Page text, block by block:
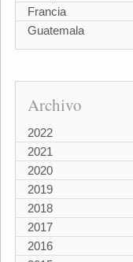
Francia
Guatemala
Archivo
2022
2021
2020
2019
2018
2017
2016